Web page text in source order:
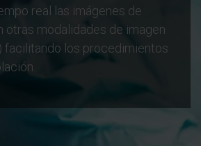
real las imágenes de
otras modalidades de imagen
facilitando los procedimientos